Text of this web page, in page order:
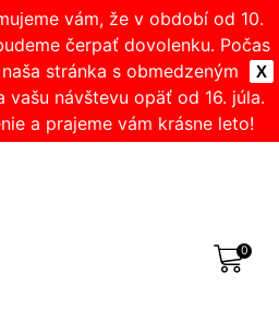
X
vám, že v období od 10.
čerpať dovolenku. Počas
stránka s obmedzeným
vašu návštevu opäť od 16. júla.
a prajeme vám krásne leto!
0